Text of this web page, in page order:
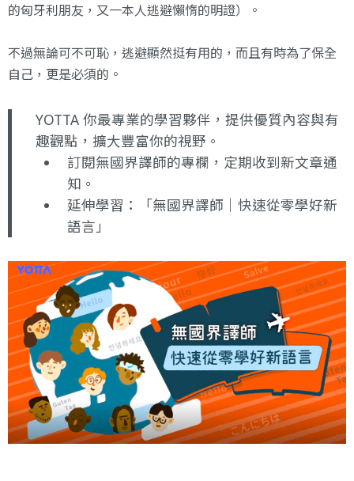
的匈牙利朋友，又一本人逃避懶惰的明證）。
不過無論可不可恥，逃避顯然挺有用的，而且有時為了保全
自己，更是必須的。
YOTTA 你最專業的學習夥伴，提供優質內容與有
趣觀點，擴大豐富你的視野。
訂閱無國界譯師的專欄 ，定期收到新文章通
知。
延伸學習：
「無國界譯師｜快速從零學好新
語言」